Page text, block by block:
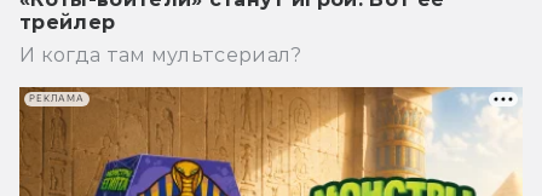
трейлер
И когда там мультсериал?
РЕКЛАМА